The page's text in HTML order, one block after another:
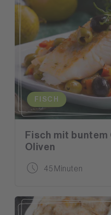
FISCH
Fisch mit buntem
Oliven
45 Minuten